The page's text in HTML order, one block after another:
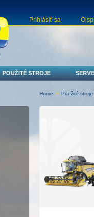
Prihlásiť sa O
POUŽITÉ STROJE
Home > Použité stroje